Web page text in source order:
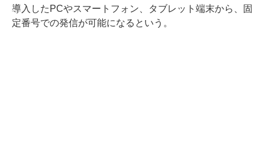
導入したPCやスマートフォン、タブレット端末から、固
定番号での発信が可能になるという。